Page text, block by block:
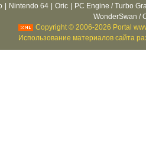
Nintendo 64 Oric
PC Engine / Turbo
WonderSwan /
Copyright © 2006-2026 Portal
Использование материалов сайта